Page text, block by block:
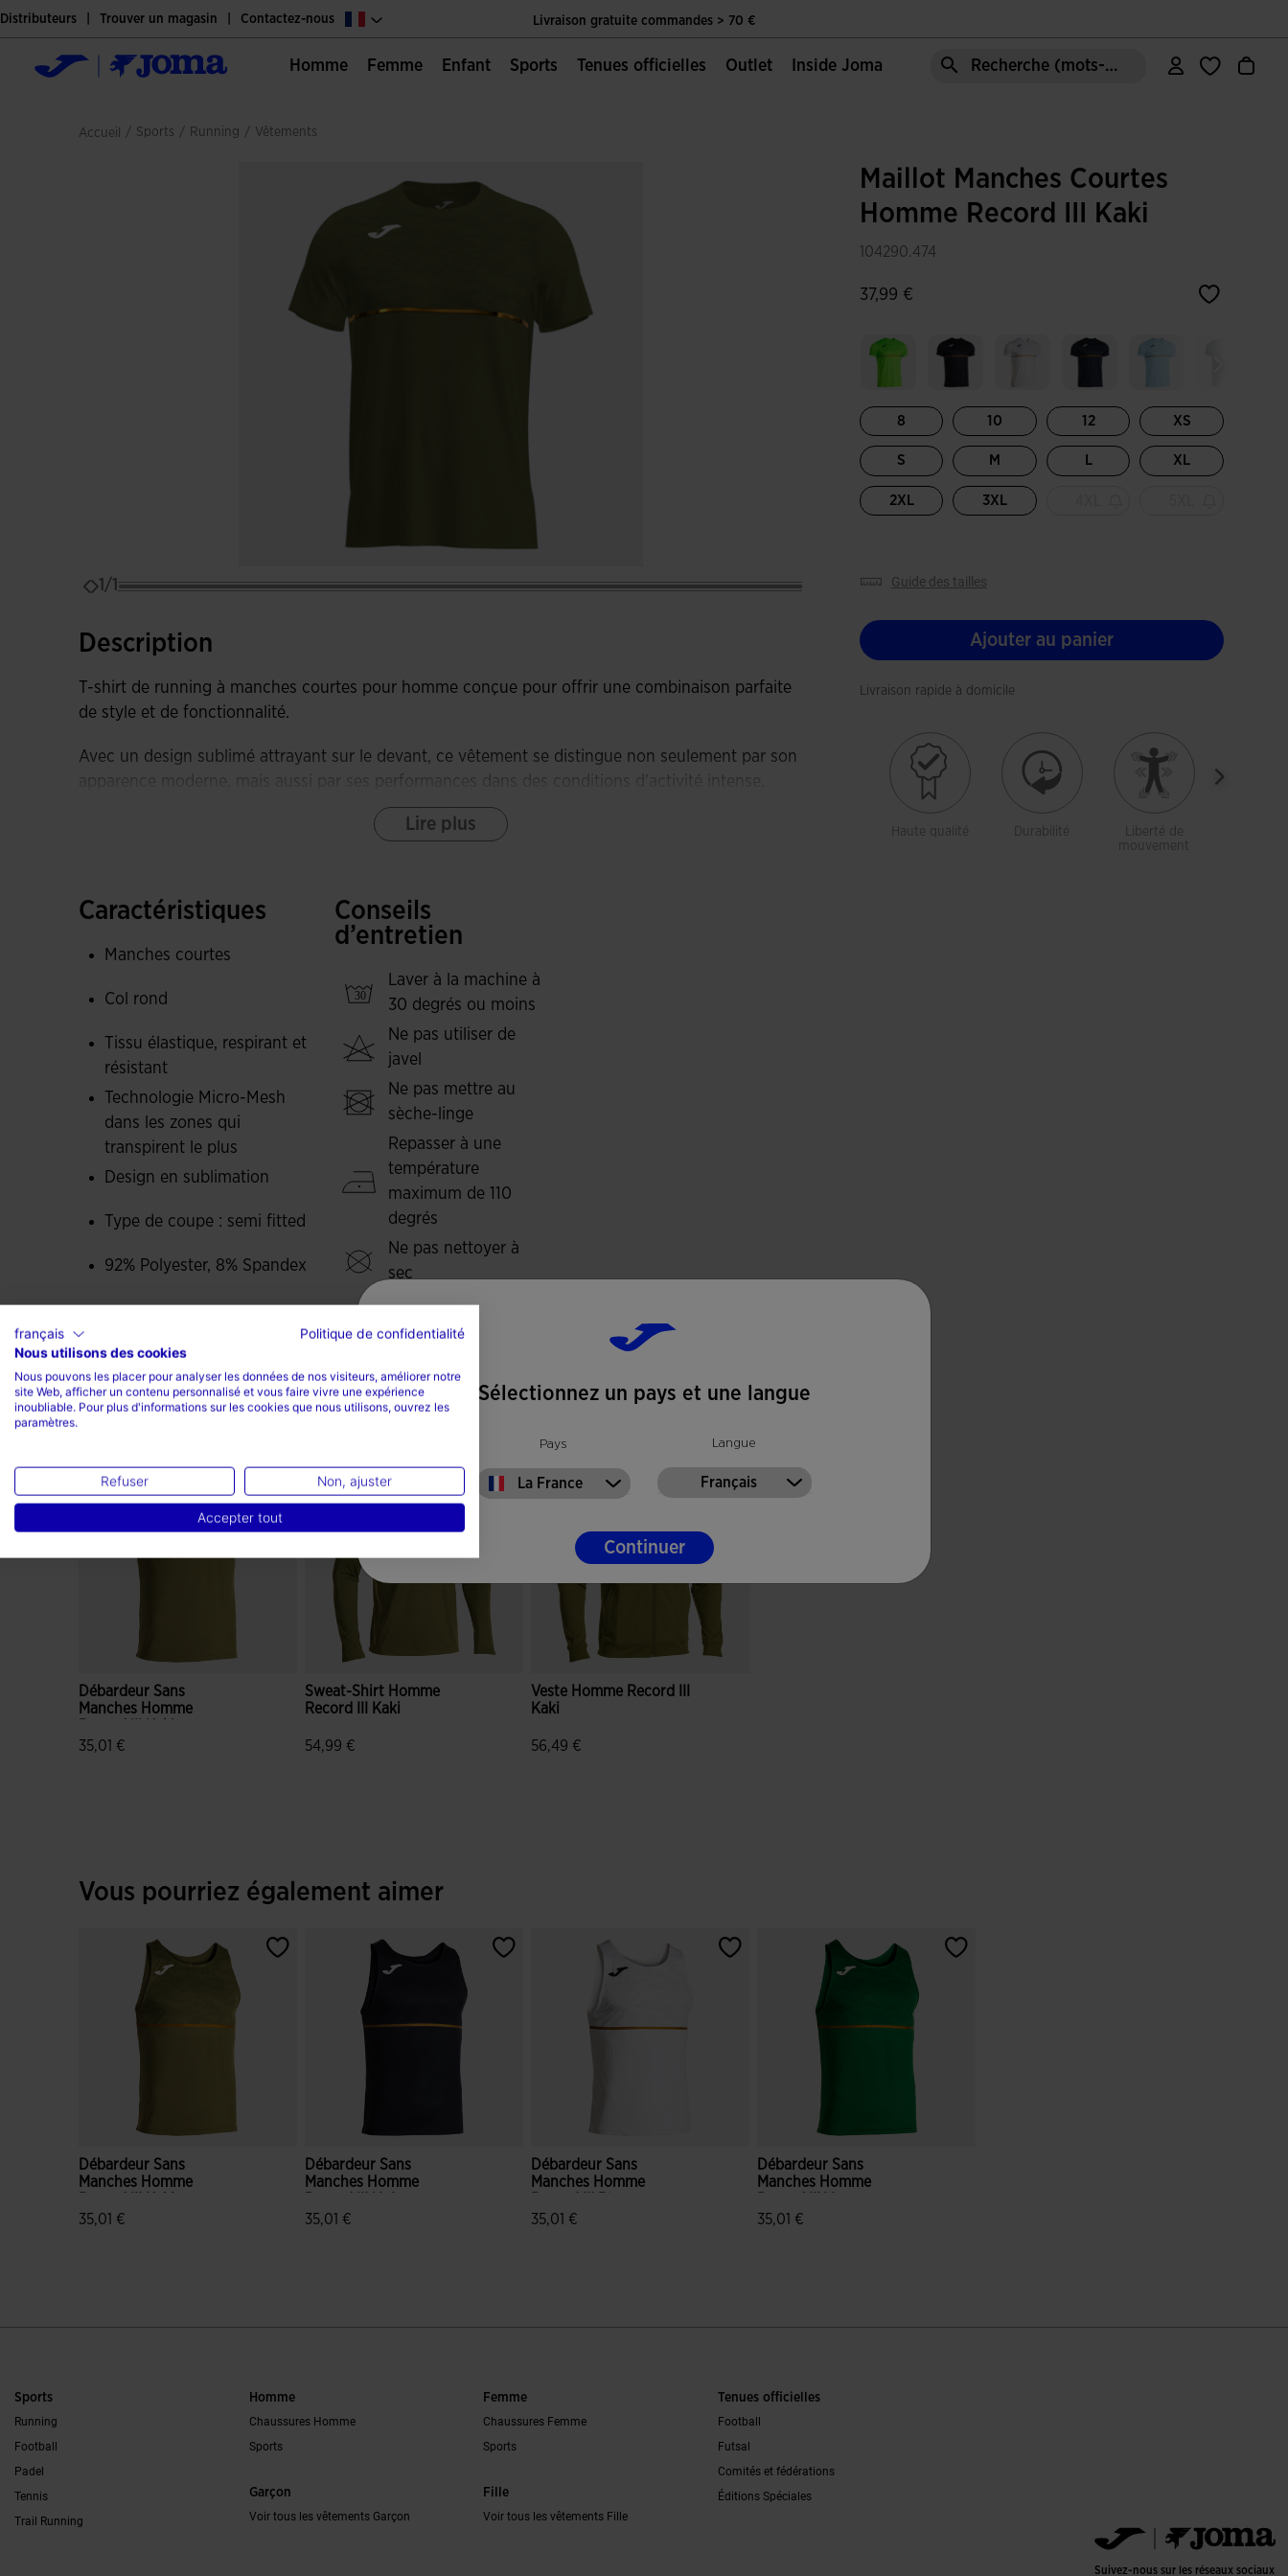
Livraison gratuite commandes > 70 €
Unique Page Officielle de Joma Sport
Distributeurs Trouver un magasin Contactez-nous
Homme Femme Enfant Sports Tenues officielles Outlet Inside Joma Recherche (mots-clés, etc.)
Accueil / sports / running / vêtements
1/1
Description
T-shirt de running à manches courtes pour homme conçue pour offrir une combinaison parfaite
de style et de fonctionnalité.
Avec un design sublimé attrayant sur le devant, ce vêtement se distingue non seulement par son
apparence moderne, mais aussi par ses performances dans des conditions d'activité intense.
Le ruban de col ajoute une touche de détail et renforce la zone du cou, assurant un ajustement
Fabriqué dans un tissu de qualité, le t-shirt garantit une excellente respirabilité et élasticité,
permettant au corps de rester frais et sec pendant les entraînements intenses. Le tissu en mesh
papillon offre une texture douce et légère qui s'adapte parfaitement au corps, offrant une liberté
Lire plus
Caractéristiques
Manches courtes
Col rond
Tissu élastique, respirant et
résistant
Technologie Micro-Mesh
dans les zones qui
transpirent le plus
Design en sublimation
Type de coupe : semi fitted
92% Polyester, 8% Spandex
Conseils
d’entretien
Laver à la machine à
30 degrés ou moins
Ne pas utiliser de
javel
Ne pas mettre au
sèche-linge
Repasser à une
température
maximum de 110
degrés
Ne pas nettoyer à
sec
Maillot Manches Courtes
Homme Record III Kaki
104290.474
37,99 €
8 10 12 XS
S M L XL
2XL 3XL
guide des tailles
Ajouter au panier
Livraison rapide à domicile
Haute qualité Durabilité
Liberté de
mouvement
Complétez le look
Débardeur Sans
Manches Homme
35,01 €
Sweat-Shirt Homme
Record III Kaki
54,99 €
Veste Homme Record III
Kaki
56,49 €
Vous pourriez également aimer
Débardeur Sans
Manches Homme
35,01 €
Débardeur Sans
Manches Homme
35,01 €
Débardeur Sans
Manches Homme
35,01 €
Débardeur Sans
Manches Homme
35,01 €
Sports
Running
Football
Padel
Tennis
Trail Running
Homme
Chaussures Homme
Sports
Garçon
Voir tous les vêtements Garçon
Femme
Chaussures Femme
Sports
Fille
Voir tous les vêtements Fille
Tenues officielles
Football
Futsal
Comités et fédérations
Éditions Spéciales
Suivez-nous sur les réseaux sociaux
Sélectionnez un pays et une langue
Pays
La France
Langue
Français
Continuer
français
Politique de confidentialité
Nous utilisons des cookies
Nous pouvons les placer pour analyser les données de nos visiteurs, améliorer notre
site Web, afficher un contenu personnalisé et vous faire vivre une expérience
inoubliable. Pour plus d'informations sur les cookies que nous utilisons, ouvrez les
paramètres.
Refuser Non, ajuster
Accepter tout